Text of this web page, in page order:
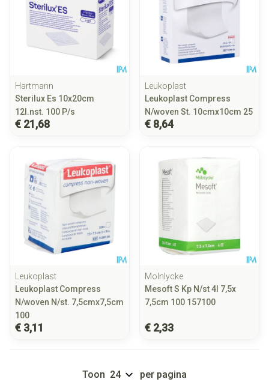
Hartmann
Sterilux Es 10x20cm
12l.nst. 100 P/s
€ 21,68
Leukoplast
Leukoplast Compress
N/woven St. 10cmx10cm 25
€ 8,64
Leukoplast
Leukoplast Compress
N/woven N/st. 7,5cmx7,5cm
100
€ 3,11
Molnlycke
Mesoft S Kp N/st 4l 7,5x
7,5cm 100 157100
€ 2,33
Toon per pagina